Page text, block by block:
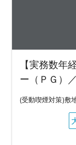
【実務数年
ー（ＰＧ）
(受動喫煙対策)敷